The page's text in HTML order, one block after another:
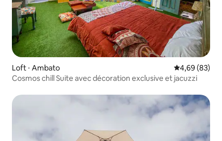
Loft ⋅ Ambato Évaluation
4,69 (83)
Cosmos chill Suite avec décoration exclusive et jacuzzi